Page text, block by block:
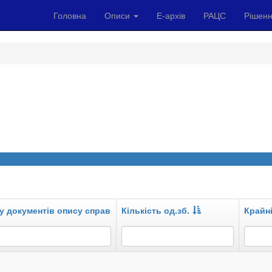
Головна Описи Е-архів РАЦС
документів опису справ Кількість од.зб.